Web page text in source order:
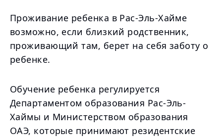
Проживание ребенка в Рас-Эль-Хайме
возможно, если близкий родственник,
проживающий там, берет на себя заботу о
ребенке.
Обучение ребенка регулируется
Департаментом образования Рас-Эль-
Хаймы и Министерством образования
ОАЭ, которые принимают резидентские